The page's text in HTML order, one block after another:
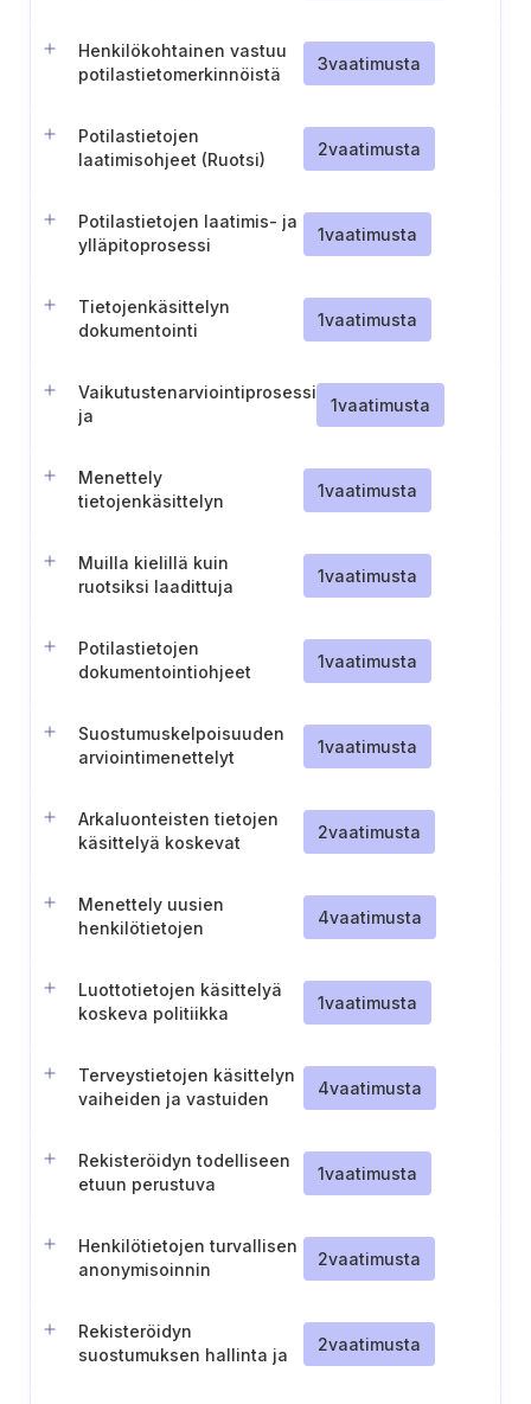
Henkilökohtainen vastuu
potilastietomerkinnöistä
3vaatimusta
Potilastietojen
laatimisohjeet (Ruotsi)
2vaatimusta
Potilastietojen laatimis- ja
ylläpitoprosessi
1vaatimusta
Tietojenkäsittelyn
dokumentointi
1vaatimusta
Vaikutustenarviointiprosessi
ja
1vaatimusta
Menettely
tietojenkäsittelyn
tarkistamiseksi
1vaatimusta
Muilla kielillä kuin
ruotsiksi laadittuja
1vaatimusta
Potilastietojen
dokumentointiohjeet
1vaatimusta
Suostumuskelpoisuuden
arviointimenettelyt
1vaatimusta
Arkaluonteisten tietojen
käsittelyä koskevat
2vaatimusta
Menettely uusien
henkilötietojen
4vaatimusta
Luottotietojen käsittelyä
koskeva politiikka
1vaatimusta
Terveystietojen käsittelyn
vaiheiden ja vastuiden
4vaatimusta
Rekisteröidyn todelliseen
etuun perustuva
1vaatimusta
Henkilötietojen turvallisen
anonymisoinnin
2vaatimusta
Rekisteröidyn
suostumuksen hallinta ja
2vaatimusta